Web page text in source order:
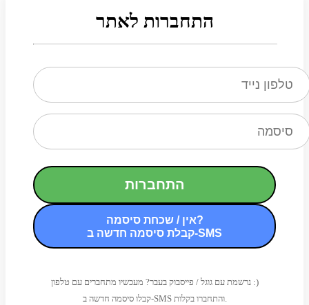
התחברות לאתר
התחברות
אין / שכחת סיסמה?
קבלת סיסמה חדשה ב-SMS
נרשמת עם גוגל / פייסבוק בעבר? מעכשיו מתחברים עם טלפון :)
קבלו סיסמה חדשה ב-SMS והתחברו בקלות.